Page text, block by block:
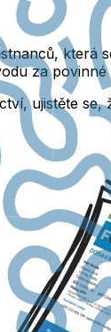
která
za
ujistěte